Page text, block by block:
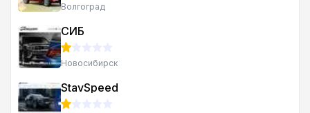
Волгоград
СИБ
Новосибирск
StavSpeed